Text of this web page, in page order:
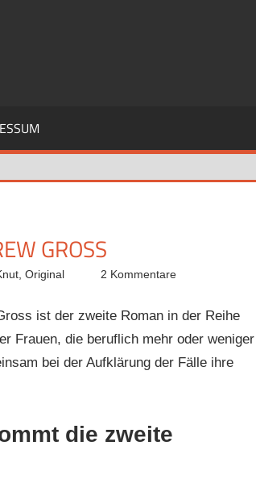
GROSS
,Original 2 Kommentare
ist der zweite Roman in der Reihe
Frauen, die beruflich mehr oder weniger
bei der Aufklärung der Fälle ihre
die zweite